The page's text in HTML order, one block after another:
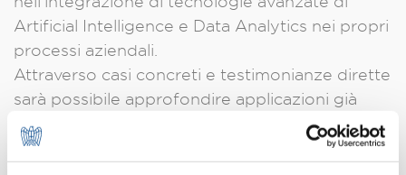
Artificial Intelligence e Data Analytics nei propri
processi aziendali.
Attraverso casi concreti e testimonianze dirette
sarà possibile approfondire applicazioni già
operative nei campi dell'automazione, della
gestione dei dati e del supporto alle decisioni.